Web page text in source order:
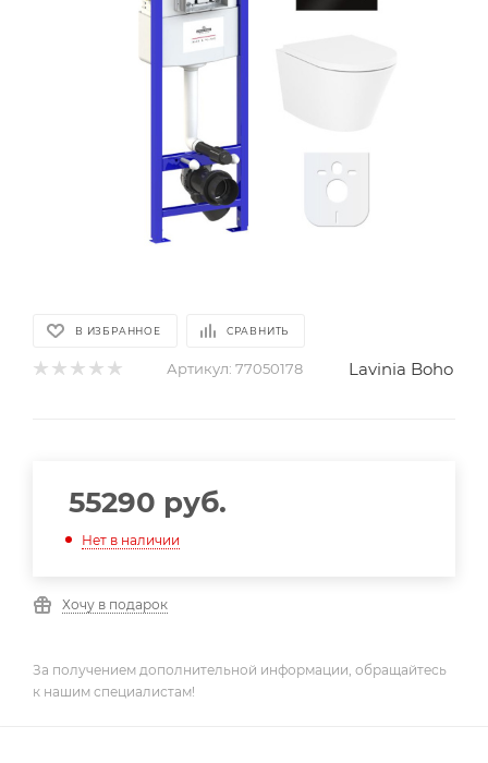
В ИЗБРАННОЕ СРАВНИТЬ
Артикул: 77050178 Lavinia Boho
55290 руб.
Нет в наличии
Хочу в подарок
За получением дополнительной информации, обращайтесь
к нашим специалистам!